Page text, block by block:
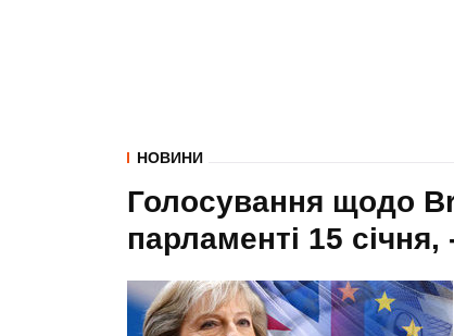
НОВИНИ
Голосування щодо
парламенті 15